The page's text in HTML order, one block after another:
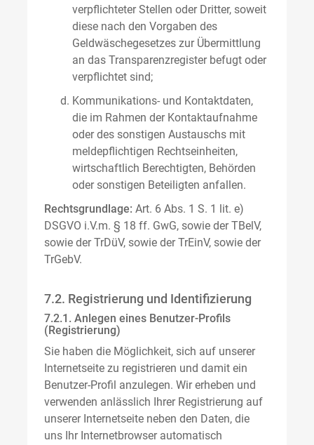
verpflichteter Stellen oder Dritter, soweit
diese nach den Vorgaben des
Geldwäschegesetzes zur Übermittlung
an das Transparenzregister befugt oder
verpflichtet sind;
Kommunikations- und Kontaktdaten,
die im Rahmen der Kontaktaufnahme
oder des sonstigen Austauschs mit
meldepflichtigen Rechtseinheiten,
wirtschaftlich Berechtigten, Behörden
oder sonstigen Beteiligten anfallen.
Rechtsgrundlage: Art. 6 Abs. 1 S. 1 lit. e)
DSGVO i.V.m. § 18 ff. GwG, sowie der TBelV,
sowie der TrDüV, sowie der TrEinV, sowie der
TrGebV.
7.2. Registrierung und Identifizierung
7.2.1. Anlegen eines Benutzer-Profils
(Registrierung)
Sie haben die Möglichkeit, sich auf unserer
Internetseite zu registrieren und damit ein
Benutzer-Profil anzulegen. Wir erheben und
verwenden anlässlich Ihrer Registrierung auf
unserer Internetseite neben den Daten, die
uns Ihr Internetbrowser automatisch